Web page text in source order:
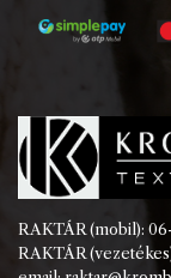
RAKTÁR (mobil):
RAKTÁR